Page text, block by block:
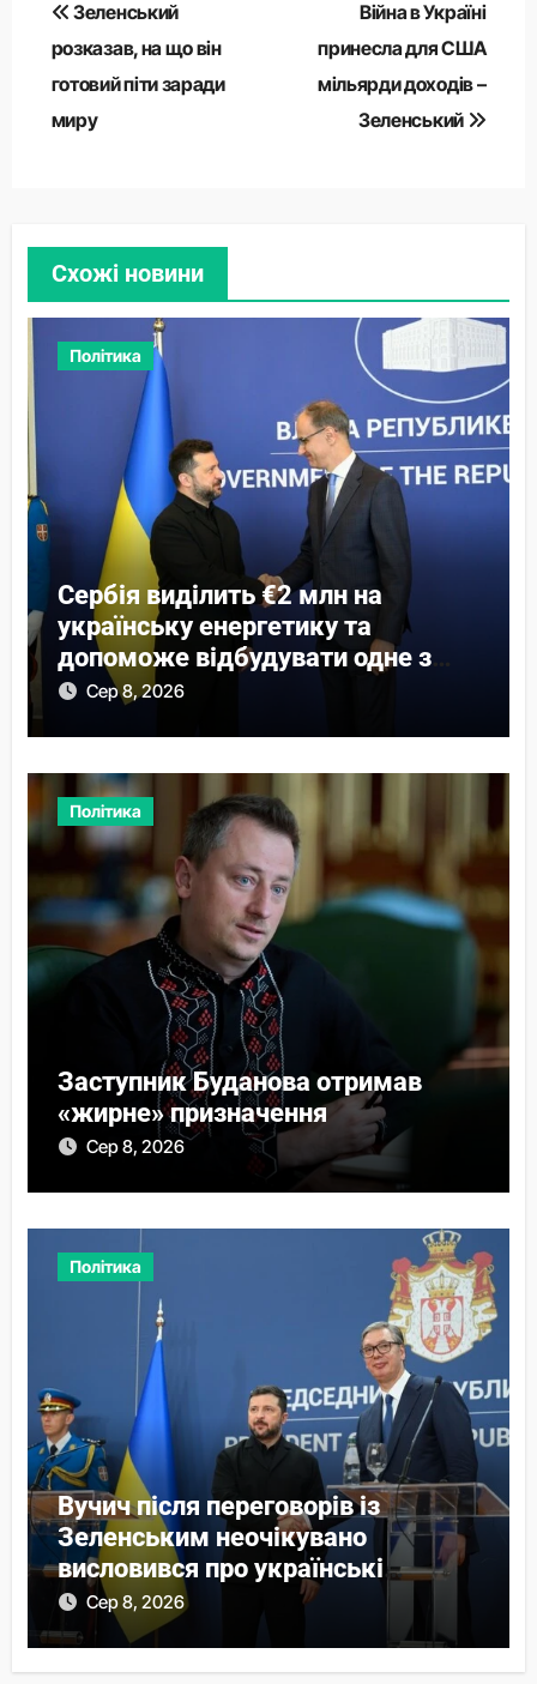
записів
Зеленський
розказав, на що він
готовий піти заради
миру
Війна в Україні
принесла для США
мільярди доходів –
Зеленський
Схожі новини
Політика
Сербія виділить €2 млн на
українську енергетику та
допоможе відбудувати одне з
містСер 8, 2026
Політика
Заступник Буданова отримав
«жирне» призначення
Сер 8, 2026
Політика
Вучич після переговорів із
Зеленським неочікувано
висловився про українські
території
Сер 8, 2026